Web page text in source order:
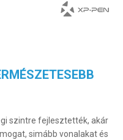
szintre fejlesztették, akár
simább vonalakat és